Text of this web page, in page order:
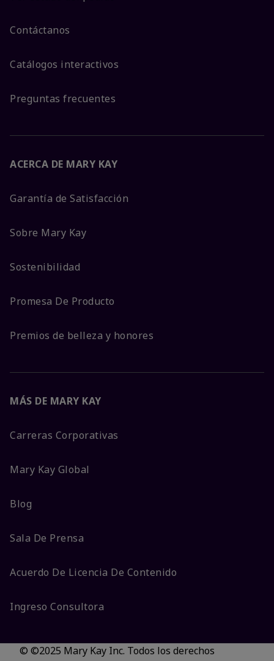
Contáctanos
Catálogos interactivos
Preguntas frecuentes
ACERCA DE MARY KAY
Garantía de Satisfacción
Sobre Mary Kay
Sostenibilidad
Promesa De Producto
Premios de belleza y honores
MÁS DE MARY KAY
Carreras Corporativas
Mary Kay Global
Blog
Sala De Prensa
Acuerdo De Licencia De Contenido
Ingreso Consultora
© ©2025 Mary Kay Inc. Todos los derechos